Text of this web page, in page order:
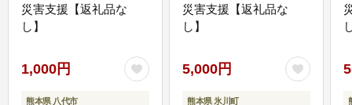
災害支援【返礼品な
し】
1,000円
熊本県 八代市
災害支援【返礼品な
し】
5,000円
熊本県 氷川町